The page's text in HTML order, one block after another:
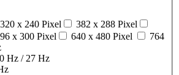
320 x 240 Pixel
382 x 288 Pixel
x 300 Pixel 640 x 480 Pixel
764
Hz / 27 Hz